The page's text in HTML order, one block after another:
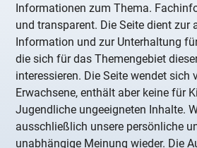
Informationen zum Thema.
und transparent. Die Seite dient zur
Information und zur Unterhaltung
die sich für das Themengebiet
interessieren. Die Seite wendet sich
Erwachsene, enthält aber keine für
Jugendliche ungeeigneten Inhalte.
ausschließlich unsere persönliche
unabhängige Meinung wieder. Die